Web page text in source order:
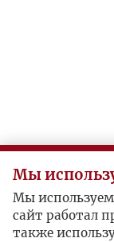
Мы
Мы
сайт работал
также